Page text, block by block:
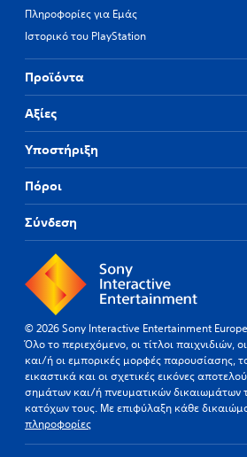
Πληροφορίες για Εμάς
Ιστορικό του PlayStation
Προϊόντα
Αξίες
Υποστήριξη
Πόροι
Σύνδεση
© 2026 Sony Interactive Entertainment
Όλο το περιεχόμενο, οι τίτλοι παιχνιδιών,
και/ή οι εμπορικές μορφές παρουσίασης,
εικαστικά και οι σχετικές εικόνες
σημάτων και/ή πνευματικών δικαιωμάτων
κατόχων τους. Με επιφύλαξη κάθε
πληροφορίες